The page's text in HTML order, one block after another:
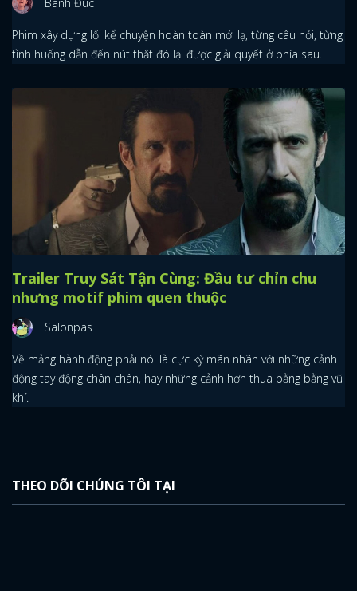
FACEBOOK GOOGLE
Phim xây dựng lối kể chuyện hoàn toàn mới lạ, từng câu hỏi, từng
tình huống dẫn đến nút thắt đó lại được giải quyết ở phía sau.
Trailer Truy Sát Tận Cùng: Đầu tư chỉn chu
nhưng motif phim quen thuộc
Salonpas
Về mảng hành động phải nói là cực kỳ mãn nhãn với những cảnh
động tay động chân chân, hay những cảnh hơn thua bằng bằng vũ
khí.
THEO DÕI CHÚNG TÔI TẠI